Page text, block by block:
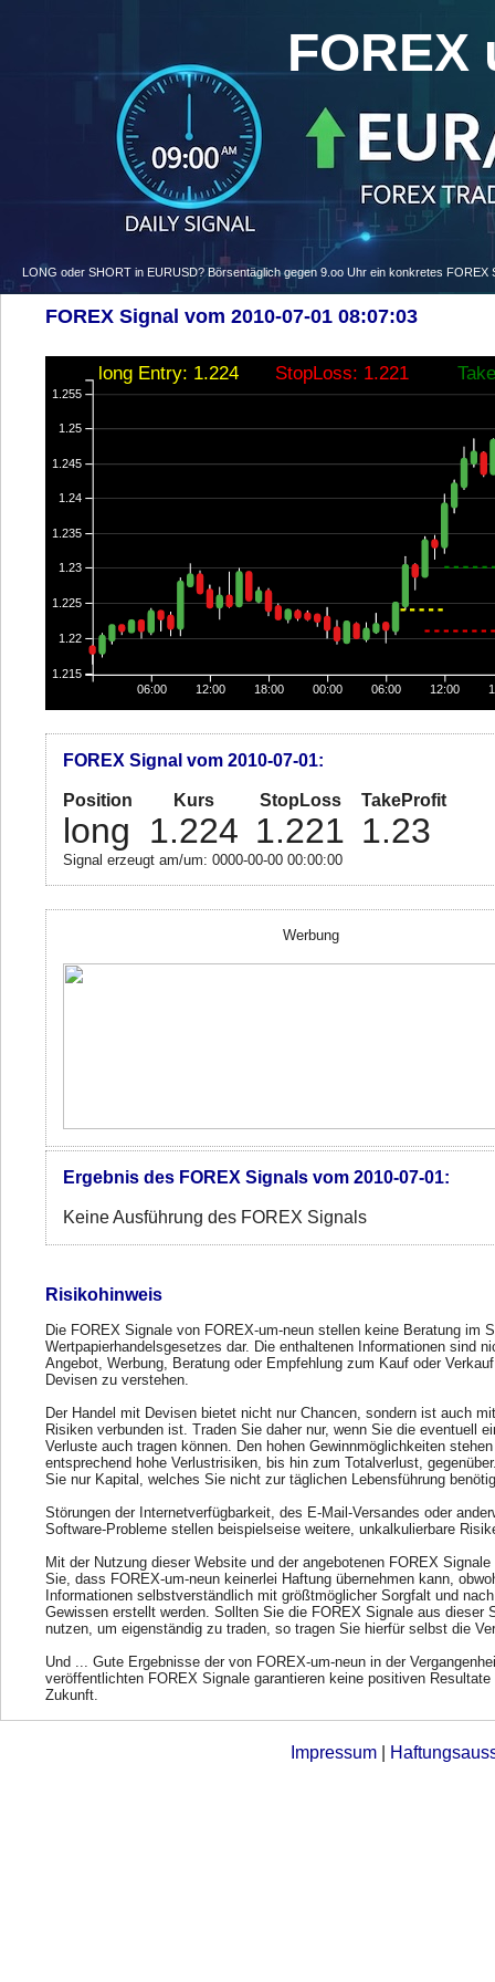
FOREX
LONG oder SHORT in EURUSD? Börsentäglich gegen 9.oo Uhr ein konkretes
FOREX Signal vom 2010-07-01 08:07:03
06:00 12:00 18:00 00:00 06:00 12:00
1.215
1.22
1.225
1.23
1.235
1.24
1.245
1.25
1.255
long Entry: 1.224 StopLoss: 1.221
FOREX Signal vom 2010-07-01:
Position Kurs StopLoss TakeProfit
long 1.224 1.221 1.23
Signal erzeugt am/um: 0000-00-00 00:00:00
Werbung
Ergebnis des FOREX Signals vom 2010-07-01:
Keine Ausführung des FOREX Signals
Risikohinweis
Die FOREX Signale von FOREX-um-neun stellen keine Beratung im
Wertpapierhandelsgesetzes dar. Die enthaltenen Informationen sind
Angebot, Werbung, Beratung oder Empfehlung zum Kauf oder
Devisen zu verstehen.
Der Handel mit Devisen bietet nicht nur Chancen, sondern ist auch
Risiken verbunden ist. Traden Sie daher nur, wenn Sie die eventuell
Verluste auch tragen können. Den hohen Gewinnmöglichkeiten stehen
entsprechend hohe Verlustrisiken, bis hin zum Totalverlust,
Sie nur Kapital, welches Sie nicht zur täglichen Lebensführung
Störungen der Internetverfügbarkeit, des E-Mail-Versandes oder
Software-Probleme stellen beispielseise weitere, unkalkulierbare
Mit der Nutzung dieser Website und der angebotenen FOREX
Sie, dass FOREX-um-neun keinerlei Haftung übernehmen kann,
Informationen selbstverständlich mit größtmöglicher Sorgfalt und
Gewissen erstellt werden. Sollten Sie die FOREX Signale aus dieser
nutzen, um eigenständig zu traden, so tragen Sie hierfür selbst die
Und ... Gute Ergebnisse der von FOREX-um-neun in der
veröffentlichten FOREX Signale garantieren keine positiven Resultate
Zukunft.
Impressum